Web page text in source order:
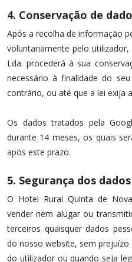
4. Conservação de
Após a recolha de informação
voluntariamente pelo
Lda. procederá à sua
necessário à finalidade do
contrário, ou até que a lei exija
Os dados tratados pela
durante 14 meses, os quais
após este prazo.
5. Segurança dos
O Hotel Rural Quinta de
vender nem alugar ou
terceiros quaisquer dados
do nosso website, sem
do utilizador ou quando seja